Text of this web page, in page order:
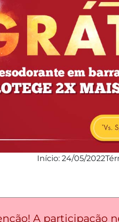
Início: 24/05/2022
A participação